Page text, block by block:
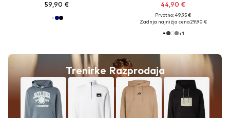
59,90 €
Trenirke Razprodaja
44,90 €
Prvotno: 49,95 €
Zadnja najnižja cena29,90 €
+1